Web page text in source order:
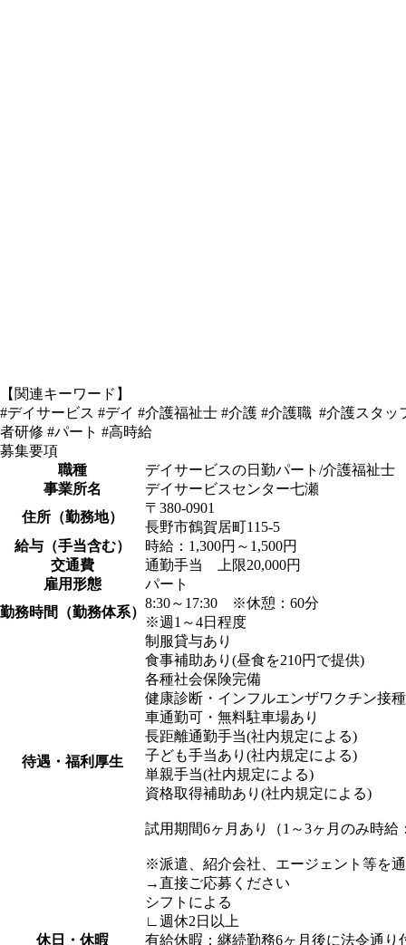
【関連キーワード】
#デイサービス #デイ #介護福祉士 #介護 #介護職 #介護スタ
者研修 #パート #高時給
募集要項
職種
デイサービスの日勤パート/介護福祉士
事業所名
デイサービスセンター七瀬
住所（勤務地）
〒380-0901
長野市鶴賀居町115-5
給与（手当含む）
時給：1,300円～1,500円
交通費
通勤手当 上限20,000円
雇用形態
パート
勤務時間（勤務体系）
8:30～17:30 ※休憩：60分
※週1～4日程度
待遇・福利厚生
制服貸与あり
食事補助あり(昼食を210円で提供)
各種社会保険完備
健康診断・インフルエンザワクチン接
車通勤可・無料駐車場あり
長距離通勤手当(社内規定による)
子ども手当あり(社内規定による)
単親手当(社内規定による)
資格取得補助あり(社内規定による)
試用期間6ヶ月あり（1～3ヶ月のみ時給
※派遣、紹介会社、エージェント等を
→直接ご応募ください
休日・休暇
シフトによる
∟週休2日以上
有給休暇：継続勤務6ヶ月後に法令通り